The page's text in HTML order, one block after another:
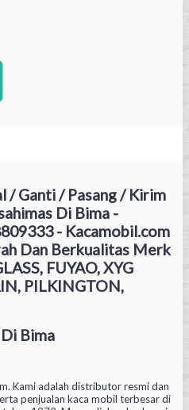
/ Ganti / Pasang / Kirim
Di Bima -
- Kacamobil.com
Dan Berkualitas Merk
FUYAO, XYG
PILKINGTON,
Bima
Kami adalah distributor resmi dan
penjualan kaca mobil terbesar di